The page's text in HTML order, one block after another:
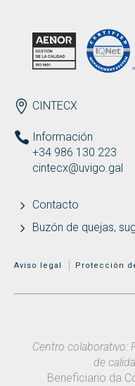
ENDEREZO ES
CINTECX
Información
+34 986 130 223
cintecx@uvigo.gal
Contacto
Buzón de quejas,
MENÚ ADICIONAL
Aviso legal Protección
Centro colaborativo:
de
Beneficiario da